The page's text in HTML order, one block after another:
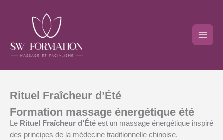
Rituel Fraîcheur d’Été
Formation massage énergétique été
Le Rituel Fraîcheur d’Été est un massage énergétique inspiré
des principes de la médecine traditionnelle chinoise,